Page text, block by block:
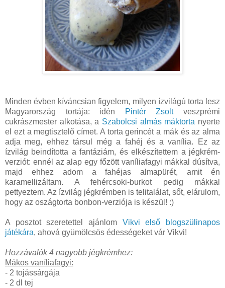
Minden évben kíváncsian figyelem, milyen ízvilágú torta lesz
Magyarország tortája: idén
Pintér Zsoltveszprémi
cukrászmester alkotása, a Szabolcsi almás máktorta nyerte
el ezt a megtisztelő címet. A torta gerincét a mák és az alma
adja meg, ehhez társul még a fahéj és a vanília. Ez az
ízvilág beindította a fantáziám, és elkészítettem a jégkrém-
verziót: ennél az alap egy főzött vaníliafagyi mákkal dúsítva,
majd ehhez adom a fahéjas almapürét, amit én
karamellizáltam. A fehércsoki-burkot pedig mákkal
pettyeztem. Az ízvilág jégkrémben is telitalálat, sőt, elárulom,
hogy az oszágtorta bonbon-verziója is készül! :)
A posztot szeretettel ajánlom Vikvi első blogszülinapos
játékára, ahová gyümölcsös édességeket vár Vikvi!
Hozzávalók 4 nagyobb jégkrémhez:
Mákos vaníliafagyi:
- 2 tojássárgája
- 2 dl tej